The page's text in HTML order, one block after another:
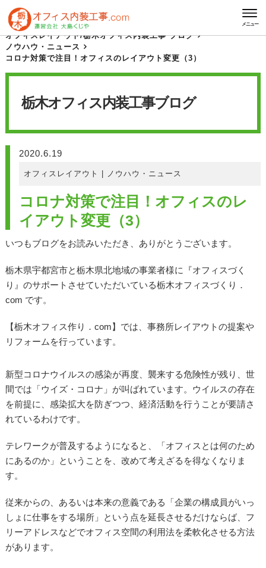
メニュー
HOME
栃木オフィス内装工事 ブログ
オフィスレイアウト/栃木オフィス内装工事 ブログ
ノウハウ・ニュース
コロナ対策で注目！オフィスのレイアウト変更（3）
栃木オフィス内装工事ブログ
2020.6.19
オフィスレイアウト ノウハウ・ニュース
コロナ対策で注目！オフィスのレ
イアウト変更（3）
いつもブログをお読みいただき、ありがとうございます。
栃木県宇都宮市と栃木県北地域の事業者様に『オフィスづく
り』のサポートさせていただいている栃木オフィスづくり．
com です。
【栃木オフィス作り．com】では、事務所レイアウトの提案や
リフォームを行っています。
新型コロナウイルスの感染が再度、襲来する危険性が残り、世
間では「ウイズ・コロナ」が叫ばれています。ウイルスの存在
を前提に、感染拡大を防ぎつつ、経済活動を行うことが要請さ
れているわけです。
テレワークが普及するようになると、「オフィスとは何のため
にあるのか」ということを、改めて考えざるを得なくなりま
す。
従来からの、あるいは本来の意義である「企業の構成員がいっ
しょに仕事をする場所」という点を延長させるだけならば、フ
リーアドレスなどでオフィス空間の利用法を柔軟化させる方法
があります。